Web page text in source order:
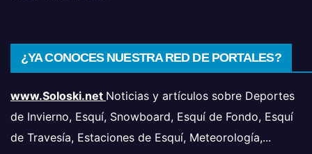
¿YA CONOCES NUESTRA RED DE PORTALES?
www.Soloski.net Noticias y artículos sobre Deportes
de Invierno, Esquí, Snowboard, Esquí de Fondo, Esquí
de Travesía, Estaciones de Esquí, Meteorología,...